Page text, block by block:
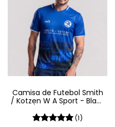
Camisa de Futebol Smith
/ Kotzen W A Sport - Black
(1)